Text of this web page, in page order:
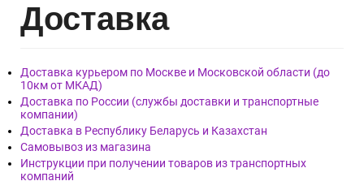
Доставка
Доставка курьером по Москве и Московской области (до
10км от МКАД)
Доставка по России (службы доставки и транспортные
компании)
Доставка в Республику Беларусь и Казахстан
Самовывоз из магазина
Инструкции при получении товаров из транспортных
компаний